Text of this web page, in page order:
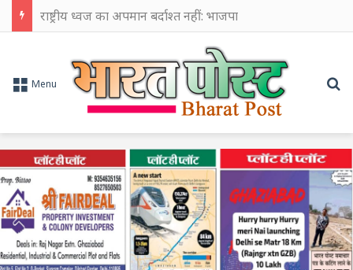
राष्ट्रीय ध्वज का अपमान बर्दाश्त नहीं: भाजपा
Menu